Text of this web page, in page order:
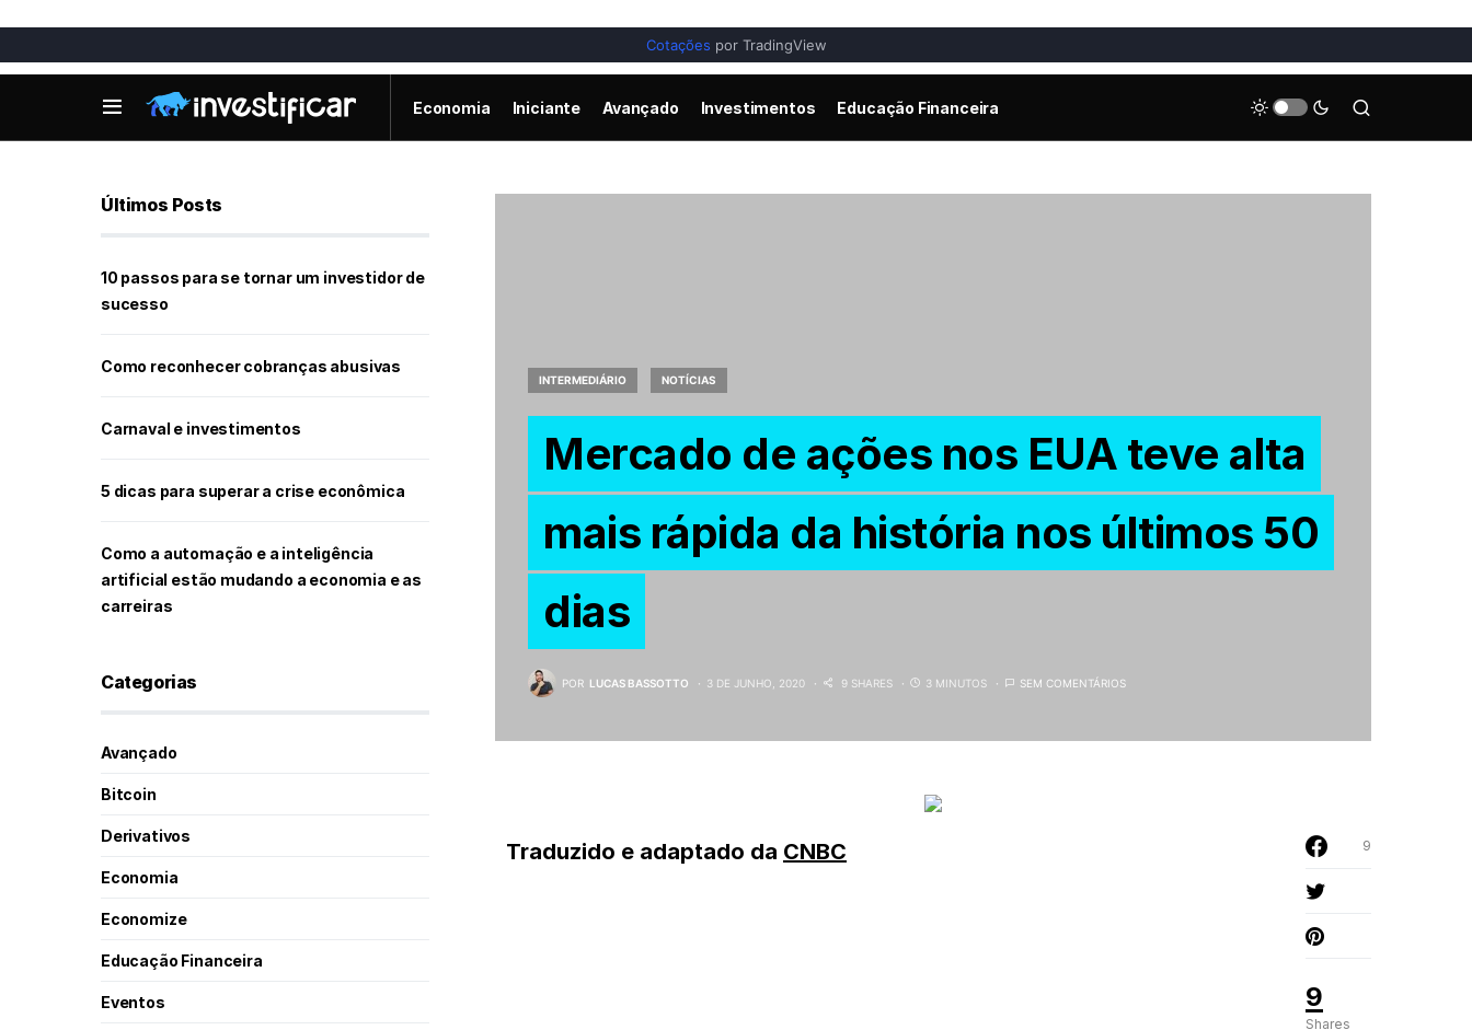
Cotações por TradingView
Economia Iniciante Avançado Investimentos Educação Financeira
INTERMEDIÁRIO NOTÍCIAS
Mercado de ações nos EUA teve alta
mais rápida da história nos últimos 50
dias
POR LUCAS BASSOTTO 3 DE JUNHO, 2020 9 SHARES 3 MINUTOS SEM COMENTÁRIOS
9
Shares
9
Traduzido e adaptado da CNBC
Últimos Posts
10 passos para se tornar um investidor de
sucesso
Como reconhecer cobranças abusivas
Carnaval e investimentos
5 dicas para superar a crise econômica
Como a automação e a inteligência
artificial estão mudando a economia e as
carreiras
Categorias
Avançado
Bitcoin
Derivativos
Economia
Economize
Educação Financeira
Eventos